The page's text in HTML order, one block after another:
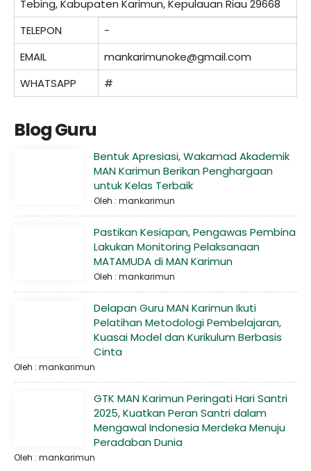
Tebing, Kabupaten Karimun, Kepulauan Riau 29668
TELEPON
-
EMAIL
mankarimunoke@gmail.com
WHATSAPP
#
Blog Guru
Bentuk Apresiasi, Wakamad Akademik
MAN Karimun Berikan Penghargaan
untuk Kelas Terbaik
Oleh : mankarimun
Pastikan Kesiapan, Pengawas Pembina
Lakukan Monitoring Pelaksanaan
MATAMUDA di MAN Karimun
Oleh : mankarimun
Delapan Guru MAN Karimun Ikuti
Pelatihan Metodologi Pembelajaran,
Kuasai Model dan Kurikulum Berbasis
Cinta
Oleh : mankarimun
GTK MAN Karimun Peringati Hari Santri
2025, Kuatkan Peran Santri dalam
Mengawal Indonesia Merdeka Menuju
Peradaban Dunia
Oleh : mankarimun